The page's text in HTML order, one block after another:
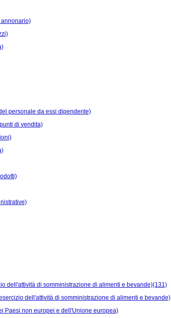
personale da essi dipendente)
di vendita)
dell'attività di somministrazione di alimenti e bevande)(131)
dell'attività di somministrazione di alimenti e bevande)
Paesi non europei e dell'Unione europea)